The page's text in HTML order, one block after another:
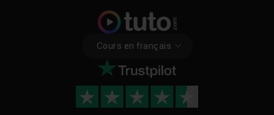
Cours en français